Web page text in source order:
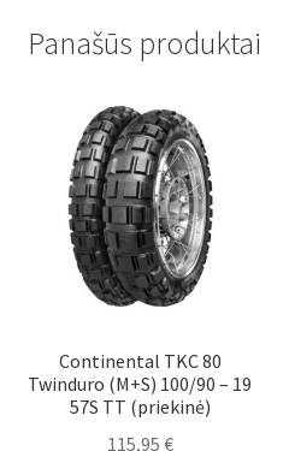
Panašūs produktai
Continental TKC 80
Twinduro (M+S) 100/90 – 19
57S TT (priekinė)
115,95 €